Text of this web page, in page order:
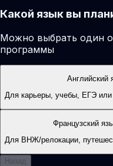
Какой язык вы
Можно выбрать один
программы
Английский
Для карьеры, учебы, ЕГЭ или
Французский
Для ВНЖ/релокации,
Назад